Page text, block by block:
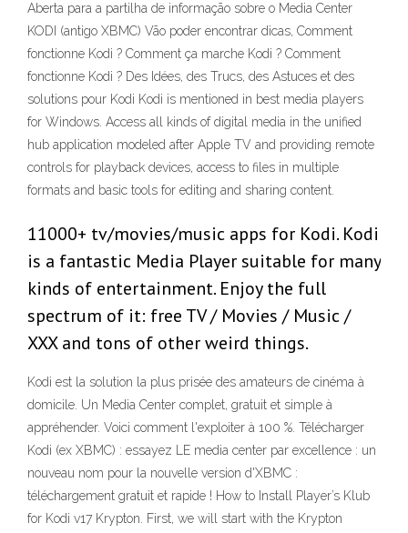
Aberta para a partilha de informação sobre o Media Center
KODI (antigo XBMC) Vão poder encontrar dicas, Comment
fonctionne Kodi ? Comment ça marche Kodi ? Comment
fonctionne Kodi ? Des Idées, des Trucs, des Astuces et des
solutions pour Kodi Kodi is mentioned in best media players
for Windows. Access all kinds of digital media in the unified
hub application modeled after Apple TV and providing remote
controls for playback devices, access to files in multiple
formats and basic tools for editing and sharing content.
11000+ tv/movies/music apps for Kodi. Kodi
is a fantastic Media Player suitable for many
kinds of entertainment. Enjoy the full
spectrum of it: free TV / Movies / Music /
XXX and tons of other weird things.
Kodi est la solution la plus prisée des amateurs de cinéma à
domicile. Un Media Center complet, gratuit et simple à
appréhender. Voici comment l'exploiter à 100 %. Télécharger
Kodi (ex XBMC) : essayez LE media center par excellence : un
nouveau nom pour la nouvelle version d'XBMC :
téléchargement gratuit et rapide ! How to Install Player’s Klub
for Kodi v17 Krypton. First, we will start with the Krypton